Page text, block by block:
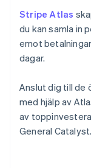
Stripe Atlas
du kan samla in
emot
dagar.
Anslut dig till
med hjälp av
av
General Catalyst.